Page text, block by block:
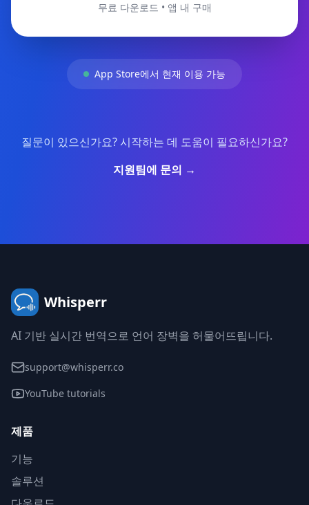
무료 다운로드 • 앱 내 구매
App Store에서 현재 이용 가능
질문이 있으신가요? 시작하는 데 도움이 필요하신가요?
지원팀에 문의 →
Whisperr
AI 기반 실시간 번역으로 언어 장벽을 허물어뜨립니다.
support@whisperr.co
YouTube tutorials
제품
기능
솔루션